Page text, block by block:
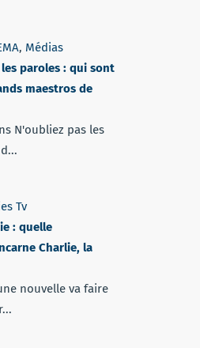
, Médias
les paroles : qui sont
maestros de
N'oubliez pas les
Tv
: quelle
Charlie, la
nouvelle va faire